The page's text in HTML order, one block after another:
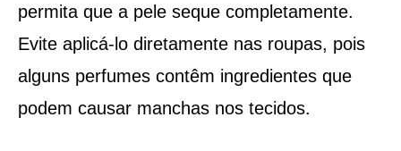
permita que a pele seque completamente.
Evite aplicá-lo diretamente nas roupas, pois
alguns perfumes contêm ingredientes que
podem causar manchas nos tecidos.